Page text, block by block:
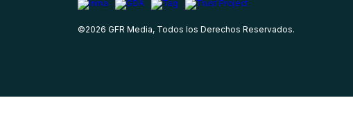
©2026 GFR Media, Todos los Derechos Reservados.